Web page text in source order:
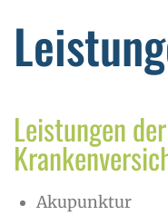
Leistungen
Akupunktur